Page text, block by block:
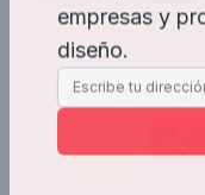
Jr
empresas y
diseño.